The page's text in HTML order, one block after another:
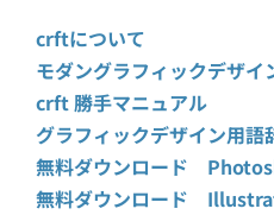
crftについて
モダングラフィックデザイ
crft 勝手マニュアル
グラフィックデザイン用語
無料ダウンロード
無料ダウンロード